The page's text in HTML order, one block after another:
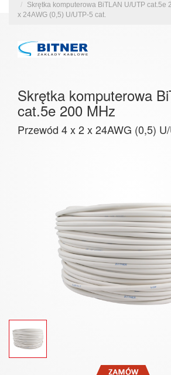
Skrętka komputerowa BiTLAN U/UTP cat.5e
x 24AWG (0,5) U/UTP-5 cat.
Skrętka komputerowa
cat.5e 200 MHz
Przewód 4 x 2 x 24AWG (0,5)